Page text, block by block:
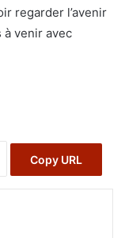
regarder l’avenir
venir avec
Copy URL